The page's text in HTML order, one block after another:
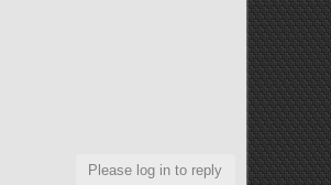
Please log in to reply